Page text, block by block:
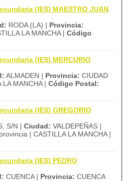
(IES) MAESTRO JUAN
RODA (LA) | Provincia:
LA MANCHA | Código
(IES) MERCURIO
ALMADEN | Provincia: CIUDAD
LA MANCHA | Código Postal:
(IES) GREGORIO
S/N | Ciudad: VALDEPEÑAS |
| CASTILLA LA MANCHA |
(IES) PEDRO
CUENCA | Provincia: CUENCA